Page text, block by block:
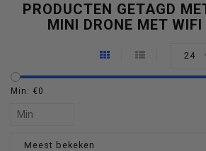
PRODUCTEN GETAGD
MINI DRONE MET
24
Min: €0
Meest bekeken